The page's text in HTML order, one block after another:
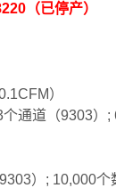
（已停产）
）
通道（9303）;
）; 10,000个